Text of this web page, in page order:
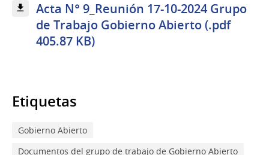
Acta N° 9_Reunión 17-10-2024 Grupo
de Trabajo Gobierno Abierto (.pdf
405.87 KB)
Etiquetas
Gobierno Abierto
Documentos del grupo de trabajo de Gobierno Abierto